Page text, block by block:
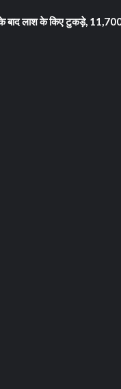
के बाद लाश के किए टुकड़े,